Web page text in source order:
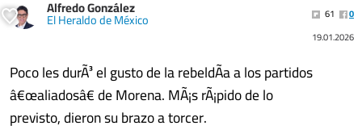
Alfredo González
El Heraldo de México 61
0
19.01.2026
Poco les durÃ³ el gusto de la rebeldÃ­a a los partidos
â€œaliadosâ€ de Morena. MÃ¡s rÃ¡pido de lo
previsto, dieron su brazo a torcer.